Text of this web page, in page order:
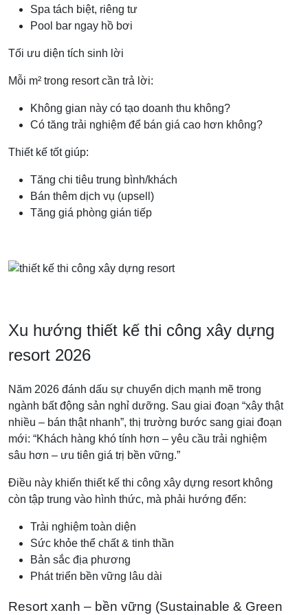
Spa tách biệt, riêng tư
Pool bar ngay hồ bơi
Tối ưu diện tích sinh lời
Mỗi m² trong resort cần trả lời:
Không gian này có tạo doanh thu không?
Có tăng trải nghiệm để bán giá cao hơn không?
Thiết kế tốt giúp:
Tăng chi tiêu trung bình/khách
Bán thêm dịch vụ (upsell)
Tăng giá phòng gián tiếp
Xu hướng thiết kế thi công xây dựng
resort 2026
Năm 2026 đánh dấu sự chuyển dịch mạnh mẽ trong
ngành bất động sản nghỉ dưỡng. Sau giai đoạn “xây thật
nhiều – bán thật nhanh”, thị trường bước sang giai đoạn
mới: “Khách hàng khó tính hơn – yêu cầu trải nghiệm
sâu hơn – ưu tiên giá trị bền vững.”
Điều này khiến thiết kế thi công xây dựng resort không
còn tập trung vào hình thức, mà phải hướng đến:
Trải nghiệm toàn diện
Sức khỏe thể chất & tinh thần
Bản sắc địa phương
Phát triển bền vững lâu dài
Resort xanh – bền vững (Sustainable & Green